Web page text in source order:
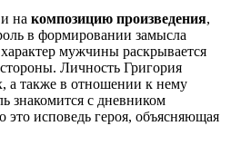
на композицию произведения,
в формировании замысла
мужчины раскрывается
Личность Григория
а также в отношении к нему
знакомится с дневником
это исповедь героя, объясняющая